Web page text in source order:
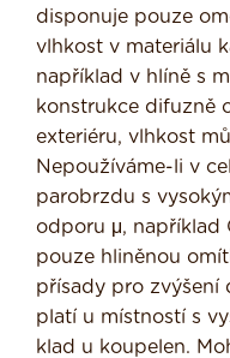
disponuje pouze
vlh­kost v materiálu
například v hlíně s
konstrukce difuzně
exteriéru, vlhkost
Nepoužíváme-li v
parobrzdu s
odporu μ, například
pouze hlině­nou
přísady pro zvýšení
platí u místností s
klad u koupelen.